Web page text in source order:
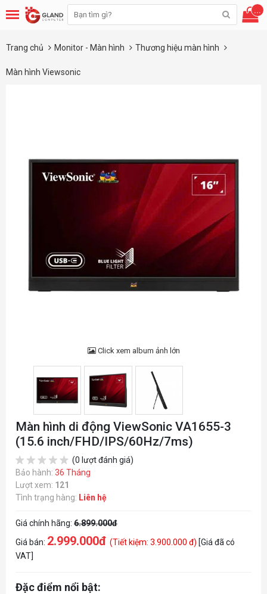
...
Trang chủ Monitor - Màn hình Thương hiệu màn hình
Màn hình Viewsonic
Click xem album ảnh lớn
Màn hình di động ViewSonic VA1655-3
(15.6 inch/FHD/IPS/60Hz/7ms)
(0 lượt đánh giá)
Bảo hành: 36 Tháng
Lượt xem: 121
Tình trạng hàng: Liên hệ
Giá chính hãng: 6.899.000đ
Giá bán: 2.999.000đ (Tiết kiệm: 3.900.000 đ) [Giá đã có
VAT]
Đặc điểm nổi bật: